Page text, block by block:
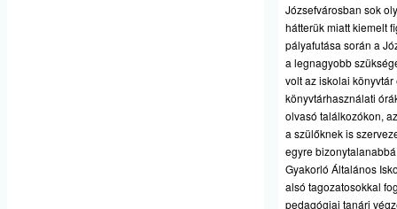
Józsefvárosban sok
hátterük miatt kiemelt
pályafutása során a
a legnagyobb
volt az iskolai
könyvtárhasználati
olvasó találkozókon,
a szülőknek is
egyre
Gyakorló Általános
alsó tagozatosokkal
pedagógiai tanári